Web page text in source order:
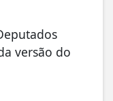
versão do